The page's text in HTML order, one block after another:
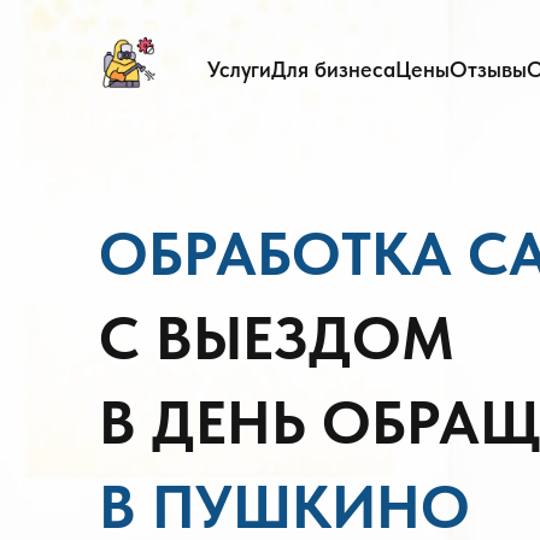
УслугиДля бизнесаЦеныОтзывы
ОБРАБОТКА
С ВЫЕЗДОМ
В ДЕНЬ
В ПУШКИНО